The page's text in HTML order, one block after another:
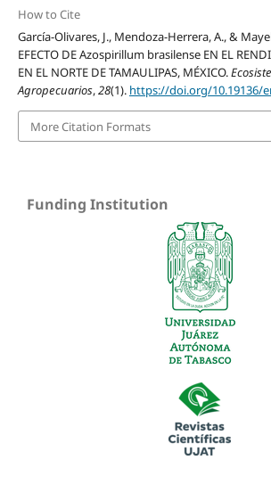
How to Cite
García-Olivares, J., Mendoza-Herrera, A., &
EFECTO DE Azospirillum brasilense EN EL
EN EL NORTE DE TAMAULIPAS, MÉXICO.
Agropecuarios,28(1). https://doi.org/10.19136/
More Citation Formats
Funding Institution